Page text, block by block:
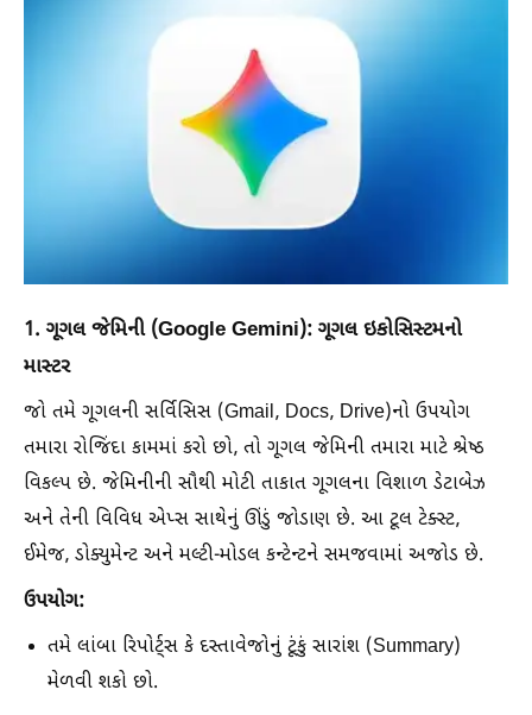
1. ગૂગલ જેમિની (Google Gemini): ગૂગલ ઇકોસિસ્ટમનો
માસ્ટર
જો તમે ગૂગલની સર્વિસિસ (Gmail, Docs, Drive)નો ઉપયોગ
તમારા રોજિંદા કામમાં કરો છો, તો ગૂગલ જેમિની તમારા માટે શ્રેષ્ઠ
વિકલ્પ છે. જેમિનીની સૌથી મોટી તાકાત ગૂગલના વિશાળ ડેટાબેઝ
અને તેની વિવિધ એપ્સ સાથેનું ઊંડું જોડાણ છે. આ ટૂલ ટેક્સ્ટ,
ઈમેજ, ડોક્યુમેન્ટ અને મલ્ટી-મોડલ કન્ટેન્ટને સમજવામાં અજોડ છે.
ઉપયોગ:
તમે લાંબા રિપોર્ટ્સ કે દસ્તાવેજોનું ટૂંકું સારાંશ (Summary)
મેળવી શકો છો.